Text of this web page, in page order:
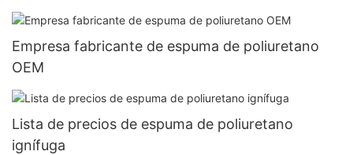
unidades, EE. UU., 72 fabricantes)
Empresa fabricante de espuma de poliuretano
OEM
Lista de precios de espuma de poliuretano
ignífuga